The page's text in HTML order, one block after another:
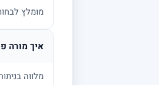
מומלץ
איך מורה
מלווה